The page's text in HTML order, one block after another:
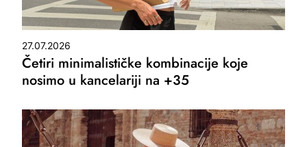
27.07.2026
Četiri minimalističke kombinacije koje
nosimo u kancelariji na +35